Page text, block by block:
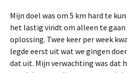
Mijn doel was om 5 km hard te
het lastig vindt om alleen te gaan
oplossing. Twee keer per week
legde eerst uit wat we gingen
dat uit. Mijn verwachting was dat